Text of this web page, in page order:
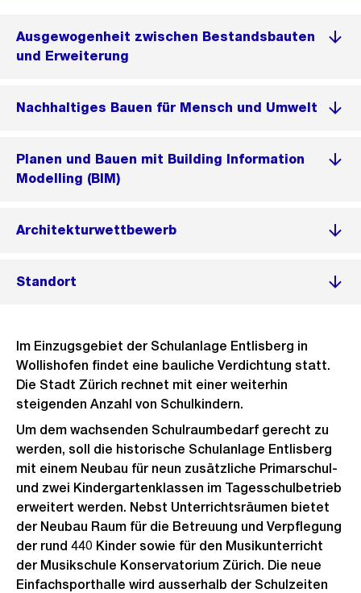
Ausgewogenheit zwischen Bestandsbauten
und Erweiterung
Nachhaltiges Bauen für Mensch und Umwelt
Planen und Bauen mit Building Information
Modelling (BIM)
Architekturwettbewerb
Standort
Im Einzugsgebiet der Schulanlage Entlisberg in
Wollishofen findet eine bauliche Verdichtung statt.
Die Stadt Zürich rechnet mit einer weiterhin
steigenden Anzahl von Schulkindern.
Um dem wachsenden Schulraumbedarf gerecht zu
werden, soll die historische Schulanlage Entlisberg
mit einem Neubau für neun zusätzliche Primarschul-
und zwei Kindergartenklassen im Tagesschulbetrieb
erweitert werden. Nebst Unterrichtsräumen bietet
der Neubau Raum für die Betreuung und Verpflegung
der rund 440 Kinder sowie für den Musikunterricht
der Musikschule Konservatorium Zürich. Die neue
Einfachsporthalle wird ausserhalb der Schulzeiten